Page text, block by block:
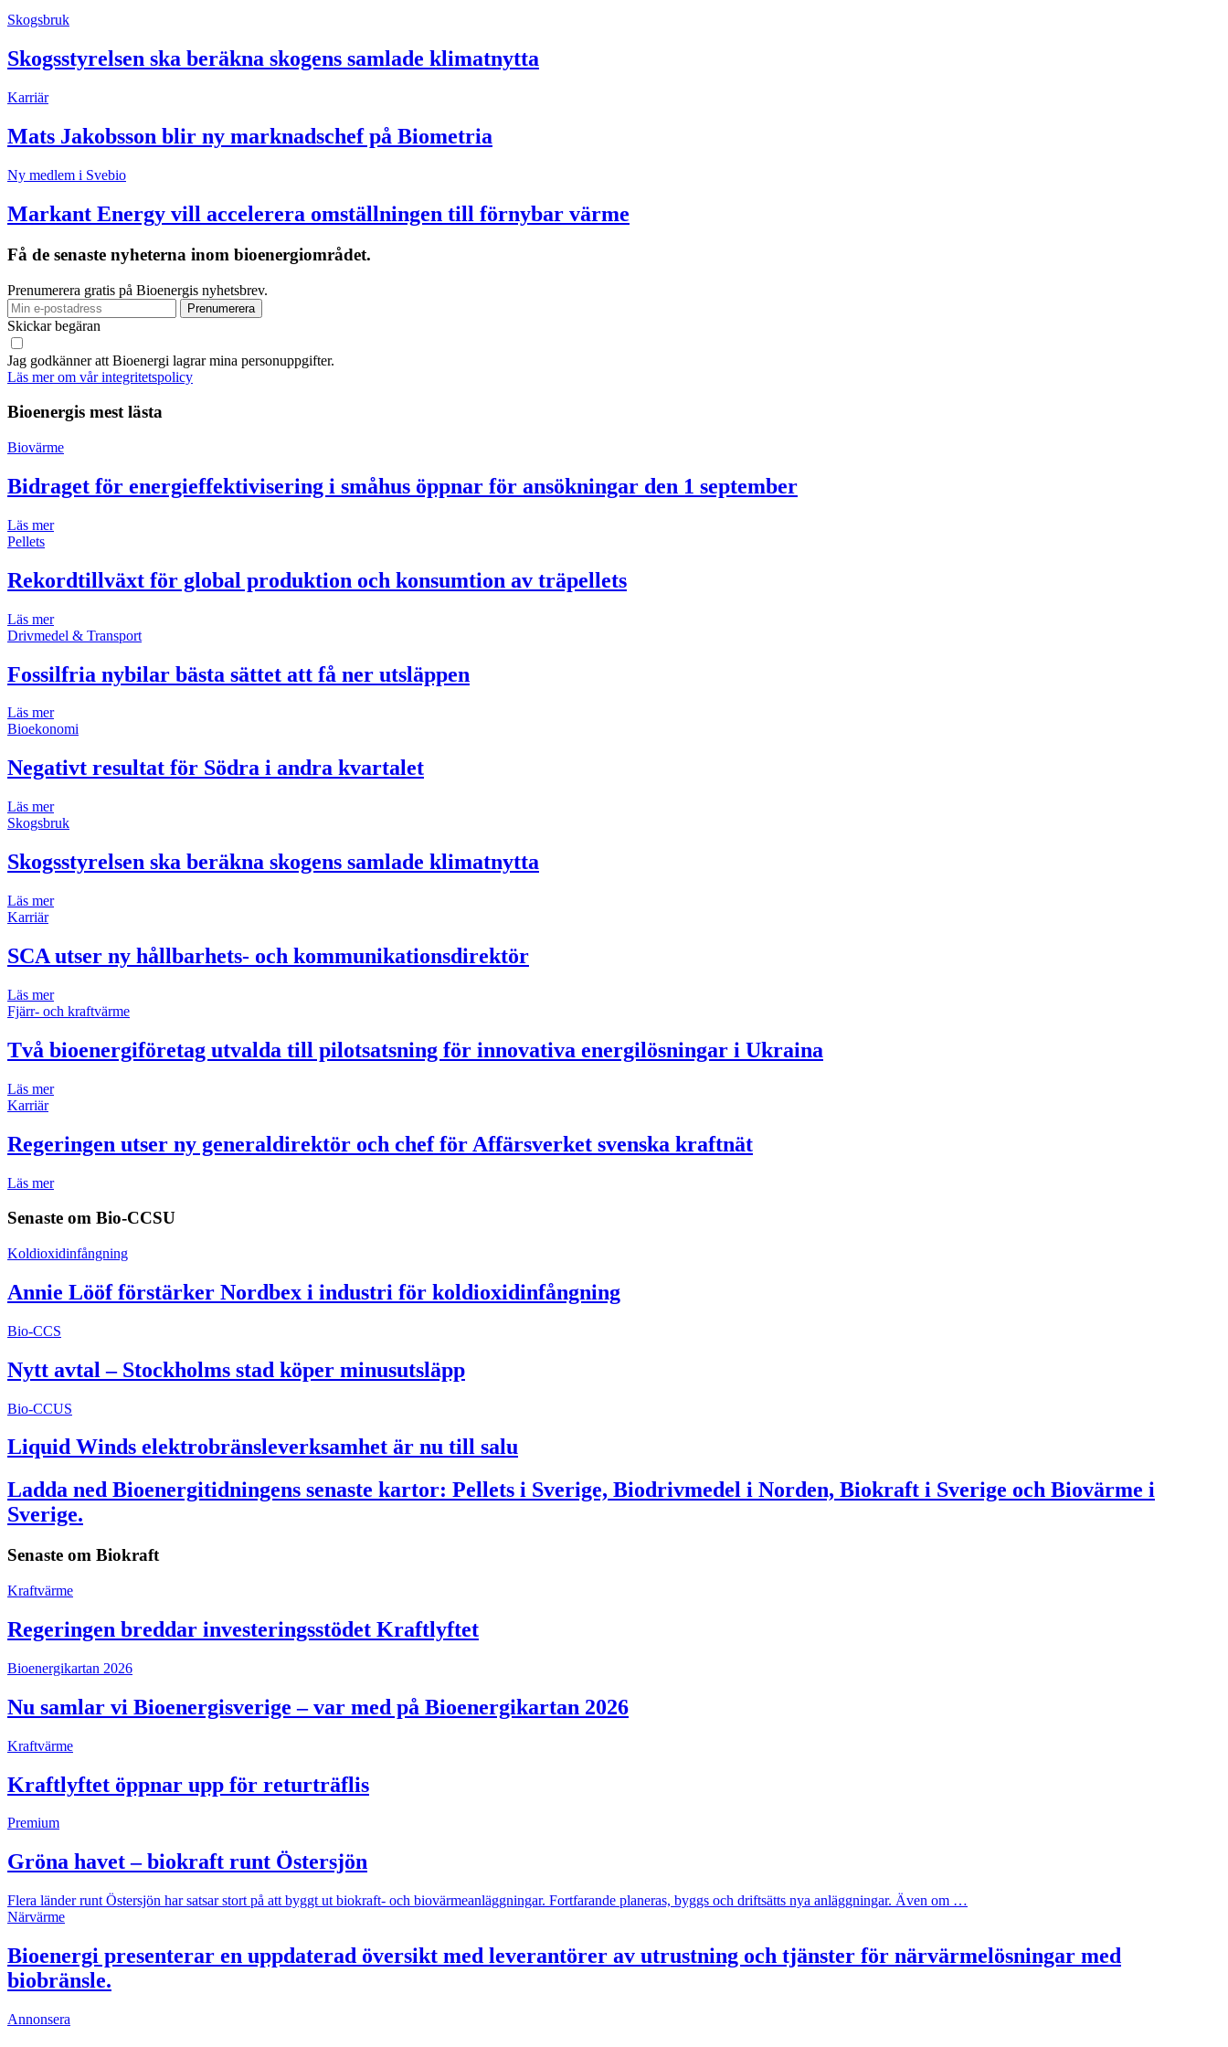
Skogsbruk
Skogsstyrelsen ska beräkna skogens samlade klimatnytta
Karriär
Mats Jakobsson blir ny marknadschef på Biometria
Ny medlem i Svebio
Markant Energy vill accelerera omställningen till förnybar värme
Få de senaste nyheterna inom bioenergiområdet.
Prenumerera gratis på Bioenergis nyhetsbrev.
Skickar begäran
Jag godkänner att Bioenergi lagrar mina personuppgifter.
Läs mer om vår integritetspolicy
Bioenergis mest lästa
Biovärme
Bidraget för energieffektivisering i småhus öppnar för ansökningar den 1 september
Läs mer
Pellets
Rekordtillväxt för global produktion och konsumtion av träpellets
Läs mer
Drivmedel & Transport
Fossilfria nybilar bästa sättet att få ner utsläppen
Läs mer
Bioekonomi
Negativt resultat för Södra i andra kvartalet
Läs mer
Skogsbruk
Skogsstyrelsen ska beräkna skogens samlade klimatnytta
Läs mer
Karriär
SCA utser ny hållbarhets- och kommunikationsdirektör
Läs mer
Fjärr- och kraftvärme
Två bioenergiföretag utvalda till pilotsatsning för innovativa energilösningar i Ukraina
Läs mer
Karriär
Regeringen utser ny generaldirektör och chef för Affärsverket svenska kraftnät
Läs mer
Senaste om Bio-CCSU
Koldioxidinfångning
Annie Lööf förstärker Nordbex i industri för koldioxidinfångning
Bio-CCS
Nytt avtal – Stockholms stad köper minusutsläpp
Bio-CCUS
Liquid Winds elektrobränsleverksamhet är nu till salu
Ladda ned Bioenergitidningens senaste kartor: Pellets i Sverige, Biodrivmedel i Norden, Biokraft i Sverige och Biovärme i
Sverige.
Senaste om Biokraft
Kraftvärme
Regeringen breddar investeringsstödet Kraftlyftet
Bioenergikartan 2026
Nu samlar vi Bioenergisverige – var med på Bioenergikartan 2026
Kraftvärme
Kraftlyftet öppnar upp för returträflis
Premium
Gröna havet – biokraft runt Östersjön
Flera länder runt Östersjön har satsar stort på att byggt ut biokraft- och biovärmeanläggningar. Fortfarande planeras, byggs och driftsätts nya anläggningar. Även om …
Närvärme
Bioenergi presenterar en uppdaterad översikt med leverantörer av utrustning och tjänster för närvärmelösningar med
biobränsle.
Annonsera